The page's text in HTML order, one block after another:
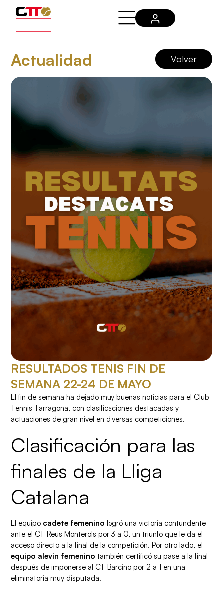
Actualidad Volver
RESULTADOS TENIS FIN DE
SEMANA 22-24 DE MAYO
El fin de semana ha dejado muy buenas noticias para el Club
Tennis Tarragona, con clasificaciones destacadas y
actuaciones de gran nivel en diversas competiciones.
Clasificación para las
finales de la Lliga
Catalana
El equipo cadete femenino logró una victoria contundente
ante el CT Reus Monterols por 3 a 0, un triunfo que le da el
acceso directo a la final de la competición. Por otro lado, el
equipo alevín femenino también certificó su pase a la final
después de imponerse al CT Barcino por 2 a 1 en una
eliminatoria muy disputada.